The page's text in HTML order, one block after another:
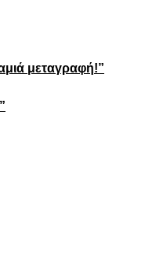
μεταγραφή!”